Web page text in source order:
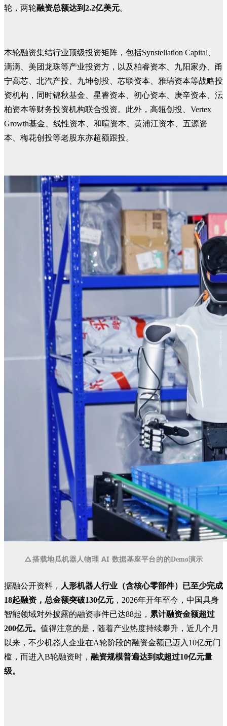
轮，两轮融资总额达到2.2亿美元。
本轮融资集结行业顶级投资矩阵， 包括Synstellation Capital、
滴滴、美团龙珠等产业投资方，以及柏睿资本、九阳家办、甬
宁高芯、北汽产投、九坤创投、芯联资本、雅瑞资本等战略投
资机构，同时锦秋基金、星睿资本、初心资本、庚辛资本、沄
柏资本等财务投资机构联合投资。此外，高瓴创投、Vertex
Growth基金、线性资本、和暄资本、黄浦江资本、五源资
本、梅花创投等老股东亦超额跟投。
△搭载地瓜机器人物理 AI 数据基座平台的的Demo演示
据融公开资料， 人形机器人行业（含核心零部件）已至少完成
18起融资，总金额突破130亿元 ，2026年开年至今，中国具身
智能领域对外披露的融资事件已达88起， 累计融资金额超过
200亿元。 值得注意的是，随着产业热度持续攀升，近几个月
以来，不少机器人企业在A轮阶段的融资金额已迈入10亿元门
槛，而进入B轮融资时， 融资规模普遍达到或超过10亿元量
级。